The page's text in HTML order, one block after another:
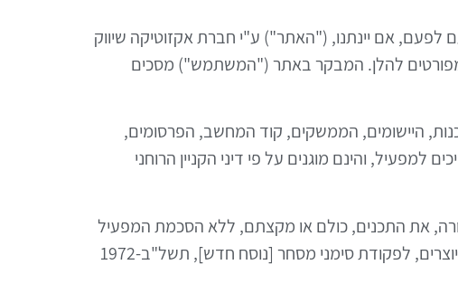
לפעם, אם יינתנו, ("האתר") ע"י חברת אקזוטיקה שיווק
והתחייבויות המפורטים להלן. המבקר באתר ("המשתמש") מסכים
היישומים, הממשקים, קוד המחשב, הפרסומים,
והינם מוגנים על פי דיני הקניין הרוחני
את התכנים, כולם או מקצתם, ללא הסכמת המפעיל
לכך במפורש ובכתב, הכל בהתאם ובכפוף, בין השאר, לחוק זכות יוצרים, התשס"ח–2007, לפקודת זכות יוצרים, לפקודת סימני מסחר [נוסח חדש], תשל"ב-1972